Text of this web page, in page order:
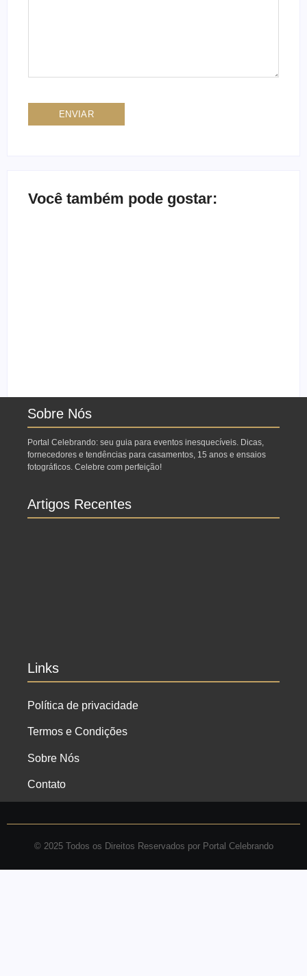
Você também pode gostar:
Sobre Nós
Portal Celebrando: seu guia para eventos inesquecíveis. Dicas,
fornecedores e tendências para casamentos, 15 anos e ensaios
fotográficos. Celebre com perfeição!
Artigos Recentes
Links
Política de privacidade
Termos e Condições
Sobre Nós
Contato
© 2025 Todos os Direitos Reservados por Portal Celebrando